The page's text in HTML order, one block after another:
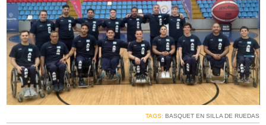
TAGS: BASQUET EN SILLA DE RUEDAS